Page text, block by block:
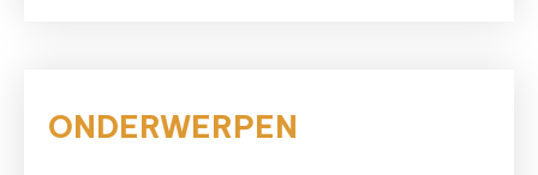
ONDERWERPEN